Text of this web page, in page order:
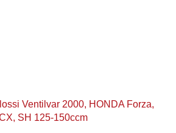
Ventilvar 2000, HONDA Forza,
​SH 125-150ccm